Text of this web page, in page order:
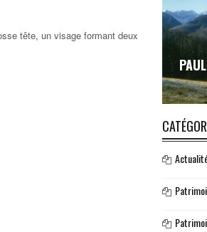
tête, un visage formant deux
HISTOIRE-SOCIOLOGIE
PAUL BROUÉ, UNE HISTOIRE DANS